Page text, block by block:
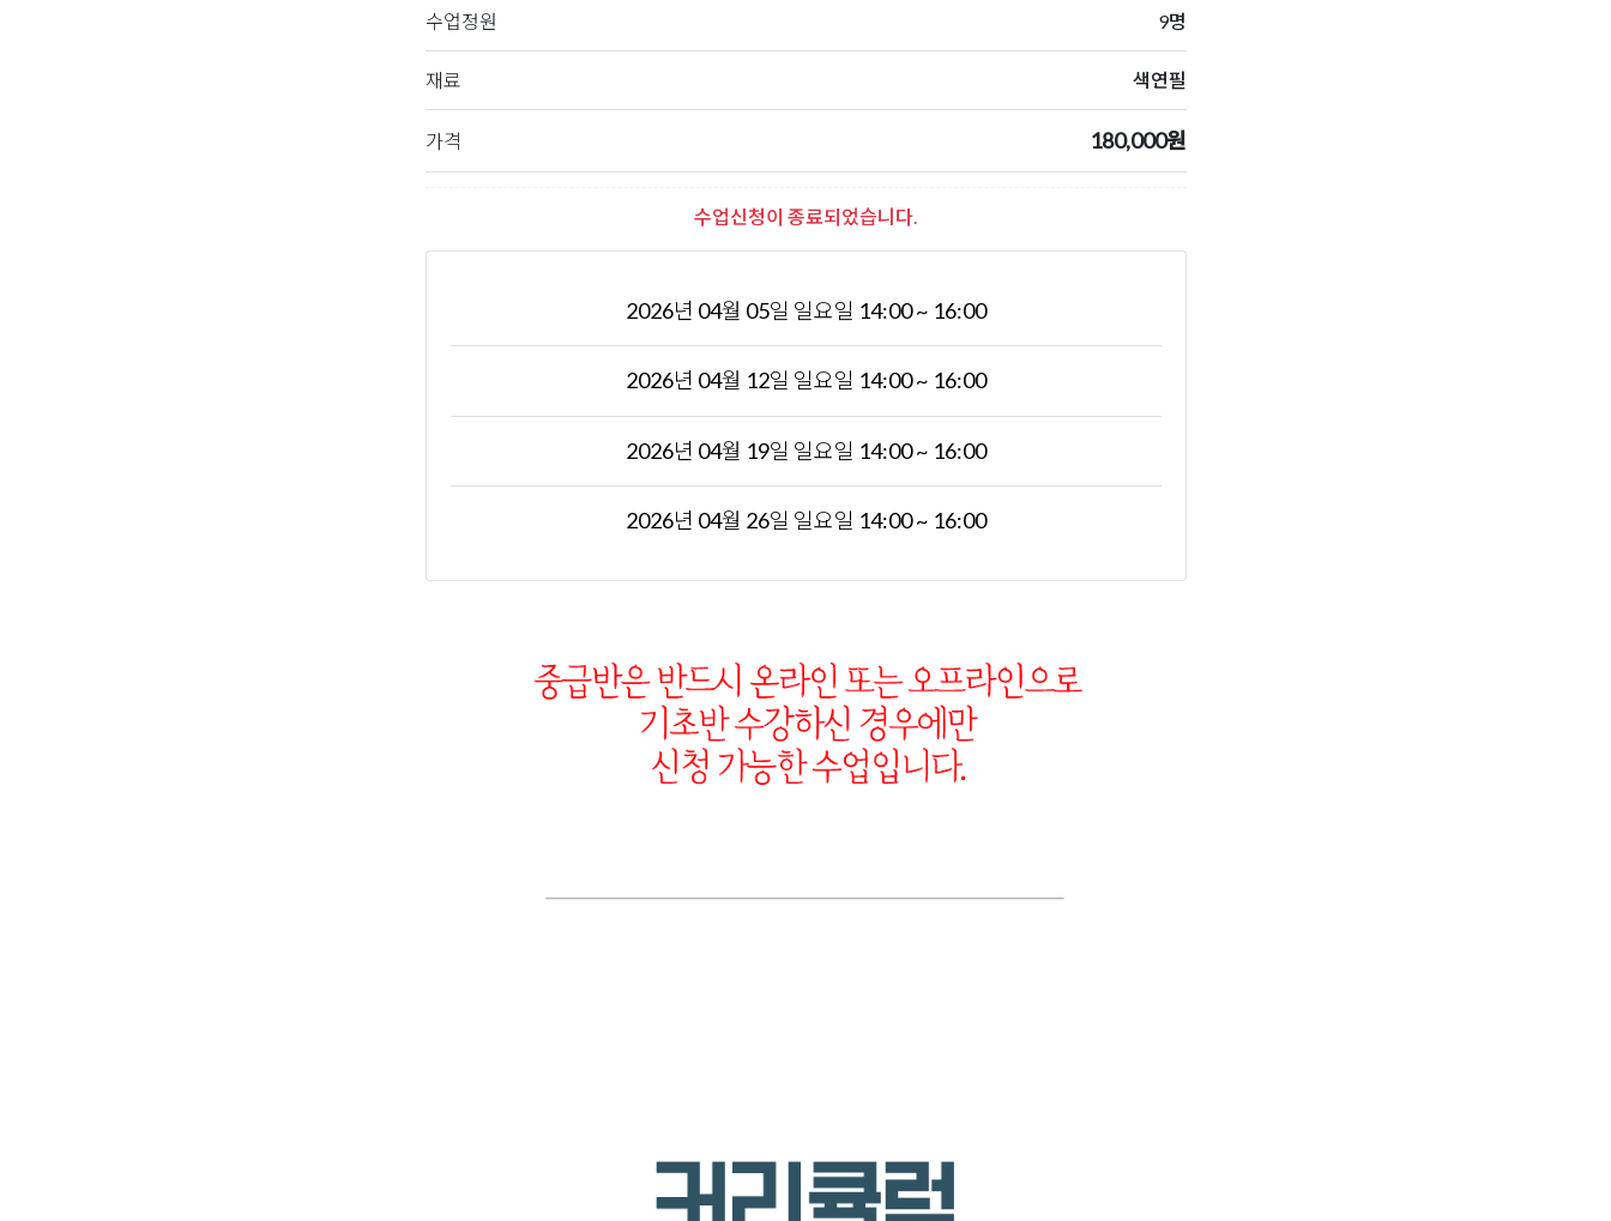
수업정원 9명
재료 색연필
가격 180,000원
수업신청이 종료되었습니다.
2026년 04월 05일 일요일 14:00 ~ 16:00
2026년 04월 12일 일요일 14:00 ~ 16:00
2026년 04월 19일 일요일 14:00 ~ 16:00
2026년 04월 26일 일요일 14:00 ~ 16:00